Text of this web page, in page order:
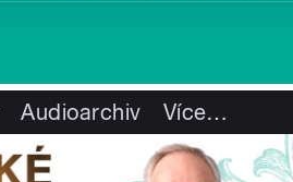
Audioarchiv Více…